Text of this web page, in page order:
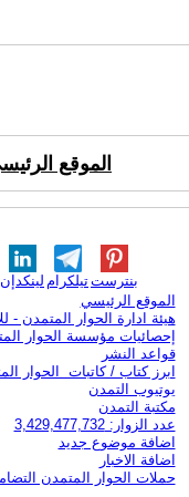
الموقع
لينكدإن تيلكرامبنترست
الموقع الرئيسي
هيئة ادارة الحوار المتمدن -
إحصائيات مؤسسة الحوار
قواعد النشر
ابرز كتاب / كاتبات الحوار
يوتيوب التمدن
مكتبة التمدن
عدد الزوار: 3,429,477,732
اضافة موضوع جديد
اضافة الاخبار
حملات الحوار المتمدن